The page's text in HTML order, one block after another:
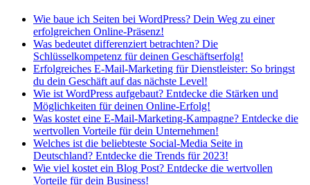
Wie baue ich Seiten bei WordPress? Dein Weg zu einer
erfolgreichen Online-Präsenz!
Was bedeutet differenziert betrachten? Die
Schlüsselkompetenz für deinen Geschäftserfolg!
Erfolgreiches E-Mail-Marketing für Dienstleister: So bringst
du dein Geschäft auf das nächste Level!
Wie ist WordPress aufgebaut? Entdecke die Stärken und
Möglichkeiten für deinen Online-Erfolg!
Was kostet eine E-Mail-Marketing-Kampagne? Entdecke die
wertvollen Vorteile für dein Unternehmen!
Welches ist die beliebteste Social-Media Seite in
Deutschland? Entdecke die Trends für 2023!
Wie viel kostet ein Blog Post? Entdecke die wertvollen
Vorteile für dein Business!